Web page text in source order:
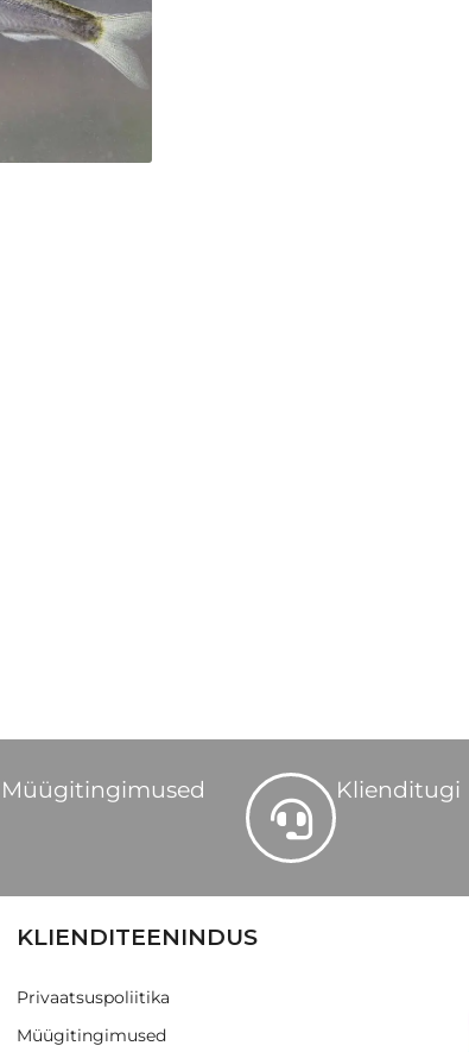
Müügitingimused Klienditugi
KLIENDITEENINDUS
Privaatsuspoliitika
Müügitingimused